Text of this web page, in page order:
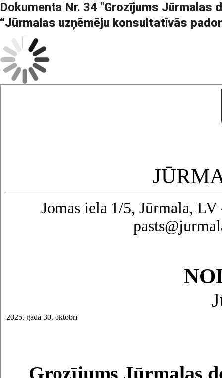
Dokumenta Nr. 34 "Grozījums Jūrmalas
“Jūrmalas uzņēmēju konsultatīvās